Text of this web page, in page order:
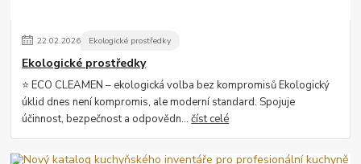
22.02.2026 Ekologické prostředky
Ekologické prostředky
⭐ ECO CLEAMEN – ekologická volba bez kompromisů Ekologický
úklid dnes není kompromis, ale moderní standard. Spojuje
účinnost, bezpečnost a odpovědn...číst celé